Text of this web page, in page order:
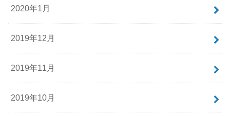
2020年1月
2019年12月
2019年11月
2019年10月